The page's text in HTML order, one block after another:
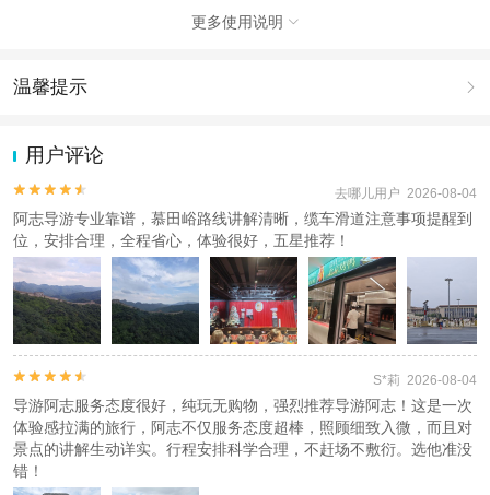
第3步 准备出发，出行当日，请准时在您选择的上车地点集合，凭预
订时填写的联系人信息参团
1、关于咨询问题：如有问题可以咨询客服，如果没有问题，无需咨
2、关于联系问题：下单付款成功后，工作人员会于出行前1日21:00
前以电话或短信形式与您确认集合时间和地点，请务必保证预留的手
机号畅通（节假日或晚于21：00下单的情况下，可能延后至
23:30）。超出时间范围请您联系客服！
产品说明
此套餐包含往返交通+门票+导游讲解+往返摆渡车
人群说明
1、老人以及学生按成人报名有优惠可退，联系在线客服差价，外籍
1.2米以上如果产生门票需补门票费用；请携带好相应证件上车后交
2、按照旅游局规定，儿童参团，儿童必须占座位，无论大小；
3、特殊人群（军官、残疾人等），请携带好相应证件上车后交给导
游；
4、博士、硕士、研究生等大学以上学历，景点无任何优惠政策，请
更多使用说明 
温馨提示 
动（如跳伞、潜水、滑雪等）前，请务必仔细阅读
2.为普及旅游安全知识及旅游文明公约，使您的旅程顺利圆满完成，
特制定《去哪儿网旅游安全手册》 ，请您认真阅读并切实遵守。
用户评论

 去哪儿用户 2026-08-04
阿志导游专业靠谱，慕田峪路线讲解清晰，缆车滑道注意事项提醒到
位，安排合理，全程省心，体验很好，五星推荐！

 S*莉 2026-08-04
导游阿志服务态度很好，纯玩无购物，强烈推荐导游阿志！这是一次
体验感拉满的旅行，阿志不仅服务态度超棒，照顾细致入微，而且对
景点的讲解生动详实。行程安排科学合理，不赶场不敷衍。选他准没
错！